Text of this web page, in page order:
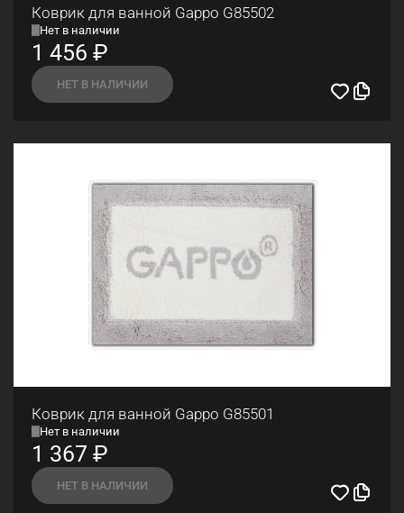
Коврик для ванной Gappo G85502
Нет в наличии
1 456 ₽
НЕТ В НАЛИЧИИ
Коврик для ванной Gappo G85501
Нет в наличии
1 367 ₽
НЕТ В НАЛИЧИИ